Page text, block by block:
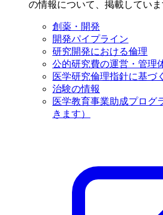
の情報について、掲載していま
創薬・開発
開発パイプライン
研究開発における倫理
公的研究費の運営・管理
医学研究倫理指針に基づ
治験の情報
医学教育事業助成プログ
きます）